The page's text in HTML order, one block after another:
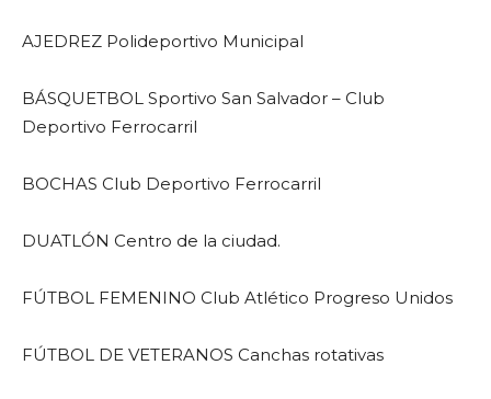
AJEDREZ Polideportivo Municipal
BÁSQUETBOL Sportivo San Salvador – Club
Deportivo Ferrocarril
BOCHAS Club Deportivo Ferrocarril
DUATLÓN Centro de la ciudad.
FÚTBOL FEMENINO Club Atlético Progreso Unidos
FÚTBOL DE VETERANOS Canchas rotativas